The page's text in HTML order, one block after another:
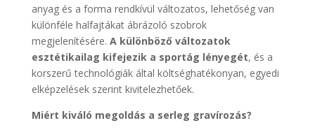
anyag és a forma rendkívül változatos, lehetőség van
különféle halfajtákat ábrázoló szobrok
megjelenítésére. A különböző változatok
esztétikailag kifejezik a sportág lényegét, és a
korszerű technológiák által költséghatékonyan, egyedi
elképzelések szerint kivitelezhetőek.
Miért kiváló megoldás a serleg gravírozás?